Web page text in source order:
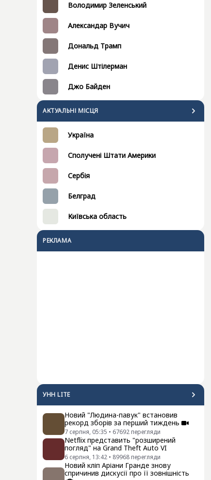
Володимир Зеленський
Александар Вучич
Дональд Трамп
Денис Штілерман
Джо Байден
АКТУАЛЬНІ МІСЦЯ
Україна
Сполучені Штати Америки
Сербія
Белград
Київська область
РЕКЛАМА
УНН LITE
Новий "Людина-павук" встановив
рекорд зборів за перший тиждень
7 серпня, 05:35 • 67692 перегляди
Netflix представить "розширений
погляд" на Grand Theft Auto VI
6 серпня, 13:42 • 89968 перегляди
Новий кліп Аріани Гранде знову
спричинив дискусії про її зовнішність